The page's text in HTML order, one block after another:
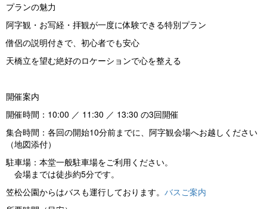
プランの魅力
阿字観・お写経・拝観が一度に体験できる特別プラン
僧侶の説明付きで、初心者でも安心
天橋立を望む絶好のロケーションで心を整える
開催案内
開催時間：10:00 ／ 11:30 ／ 13:30 の3回開催
集合時間：各回の開始10分前までに、阿字観会場へお越しください
（地図添付）
駐車場：本堂一般駐車場をご利用ください。
会場までは徒歩約5分です。
笠松公園からはバスも運行しております。 バスご案内